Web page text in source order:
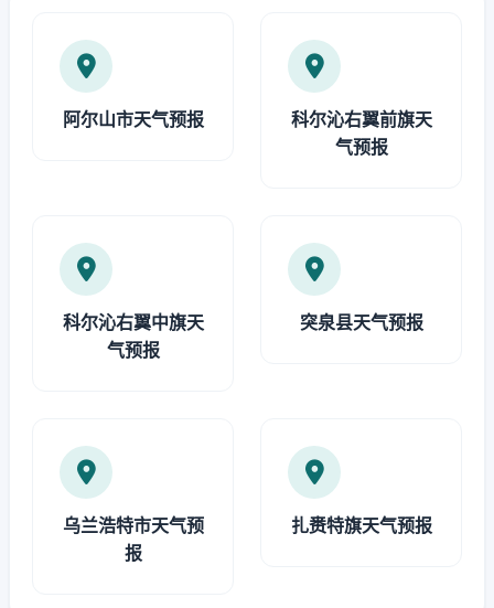
阿尔山市天气预报
科尔沁右翼前旗天
气预报
科尔沁右翼中旗天
气预报
突泉县天气预报
乌兰浩特市天气预
报
扎赉特旗天气预报